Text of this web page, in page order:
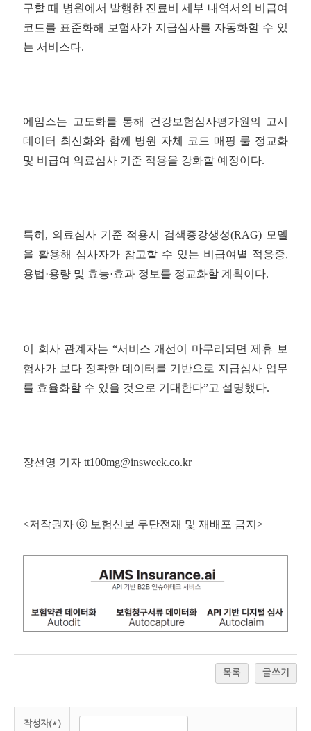
구할 때 병원에서 발행한 진료비 세부 내역서의 비급여
코드를 표준화해 보험사가 지급심사를 자동화할 수 있
는 서비스다.
에임스는 고도화를 통해 건강보험심사평가원의 고시
데이터 최신화와 함께 병원 자체 코드 매핑 룰 정교화
및 비급여 의료심사 기준 적용을 강화할 예정이다.
특히, 의료심사 기준 적용시 검색증강생성(RAG) 모델
을 활용해 심사자가 참고할 수 있는 비급여별 적응증,
용법·용량 및 효능·효과 정보를 정교화할 계획이다.
이 회사 관계자는 “서비스 개선이 마무리되면 제휴 보
험사가 보다 정확한 데이터를 기반으로 지급심사 업무
를 효율화할 수 있을 것으로 기대한다”고 설명했다.
장선영 기자 tt100mg@insweek.co.kr
<저작권자 ⓒ 보험신보 무단전재 및 재배포 금지>
목록 글쓰기
작성자(*)